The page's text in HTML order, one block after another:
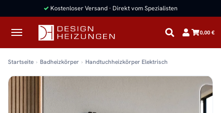
✓ Kostenloser Versand · Direkt vom Spezialisten
0,00 €
Startseite Badheizkörper Handtuchheizkörper Elektrisch